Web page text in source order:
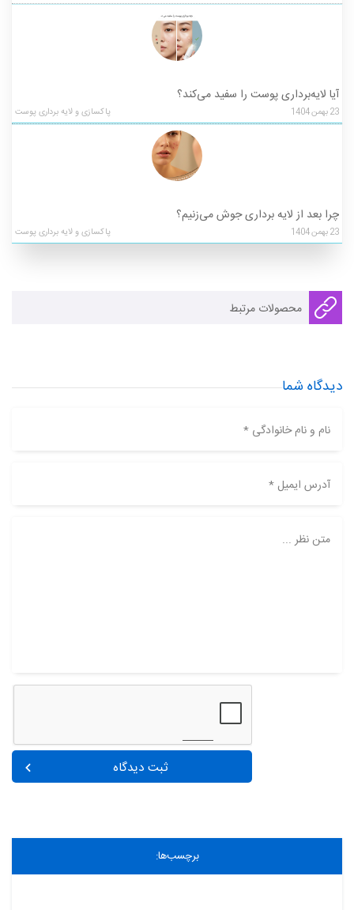
آیا لایه‌برداری پوست را سفید می‌کند؟
23بهمن1404 پاکسازی و لایه برداری پوست
چرا بعد از لایه ‌برداری جوش می‌زنیم؟
23بهمن1404 پاکسازی و لایه برداری پوست
محصولات مرتبط
دیدگاه شما
نام و نام خانوادگی *
آدرس ایمیل *
متن نظر ...
ثبت دیدگاه
برچسب‌ها: